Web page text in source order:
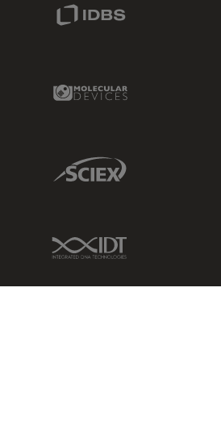
Molecular Devices Link
Sciex Link
IDT Link